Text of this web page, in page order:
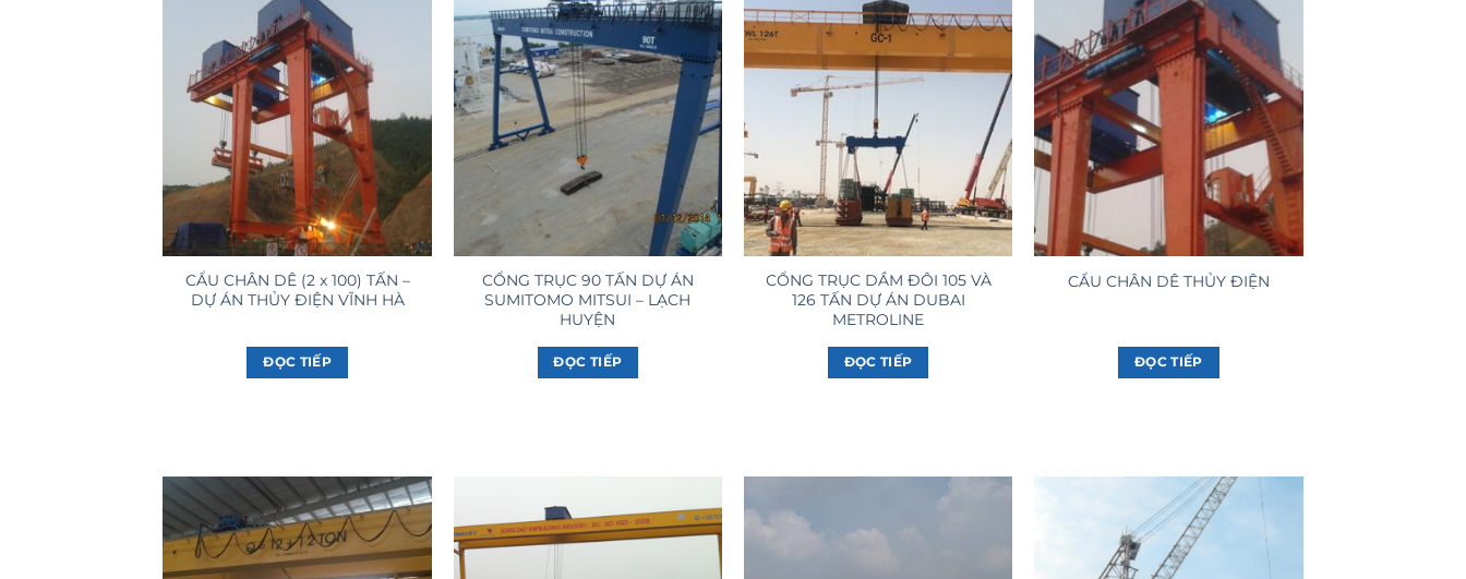
CẨU CHÂN DÊ (2 x 100) TẤN –
DỰ ÁN THỦY ĐIỆN VĨNH HÀ
ĐỌC TIẾP
CỔNG TRỤC 90 TẤN DỰ ÁN
SUMITOMO MITSUI – LẠCH
HUYỆN
ĐỌC TIẾP
CỔNG TRỤC DẦM ĐÔI 105 VÀ
126 TẤN DỰ ÁN DUBAI
METROLINE
ĐỌC TIẾP
CẨU CHÂN DÊ THỦY ĐIỆN
ĐỌC TIẾP